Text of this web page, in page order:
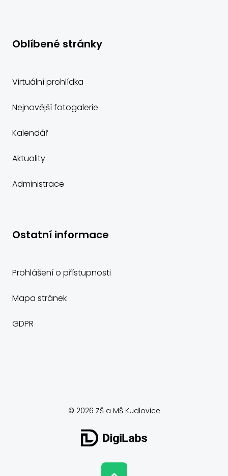
Oblíbené stránky
Virtuální prohlídka
Nejnovější fotogalerie
Kalendář
Aktuality
Administrace
Ostatní informace
Prohlášení o přístupnosti
Mapa stránek
GDPR
© 2026 ZŠ a MŠ Kudlovice